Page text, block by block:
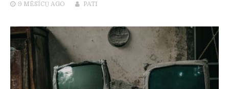
9 MĚSÍCŮ AGO PATI